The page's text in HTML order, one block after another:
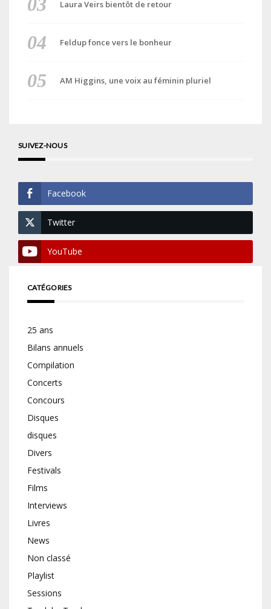
Laura Veirs bientôt de retour
Feldup fonce vers le bonheur
AM Higgins, une voix au féminin pluriel
SUIVEZ-NOUS
Facebook
Twitter
YouTube
CATÉGORIES
25 ans
Bilans annuels
Compilation
Concerts
Concours
Disques
disques
Divers
Festivals
Films
Interviews
Livres
News
Non classé
Playlist
Sessions